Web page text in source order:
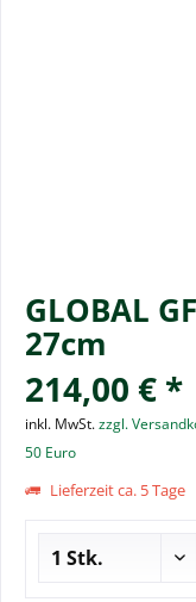
GLOBAL
27cm
214,00 € *
inkl. MwSt.zzgl.
50 Euro
Lieferzeit ca. 5 Tage